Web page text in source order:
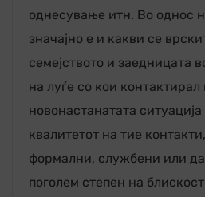
однесување итн. Во однос
значајно е и какви се
семејството и заедницата
на луѓе со кои контактирал
новонастанатата
квалитетот на тие
формални, службени или
поголем степен на